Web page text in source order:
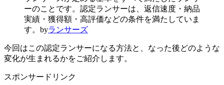
ーのことです。認定ランサーは、返信速度・納品
実績・獲得額・高評価などの条件を満たしていま
す。byランサーズ
今回はこの認定ランサーになる方法と、なった後どのような
変化が生まれるかをご紹介します。
スポンサードリンク